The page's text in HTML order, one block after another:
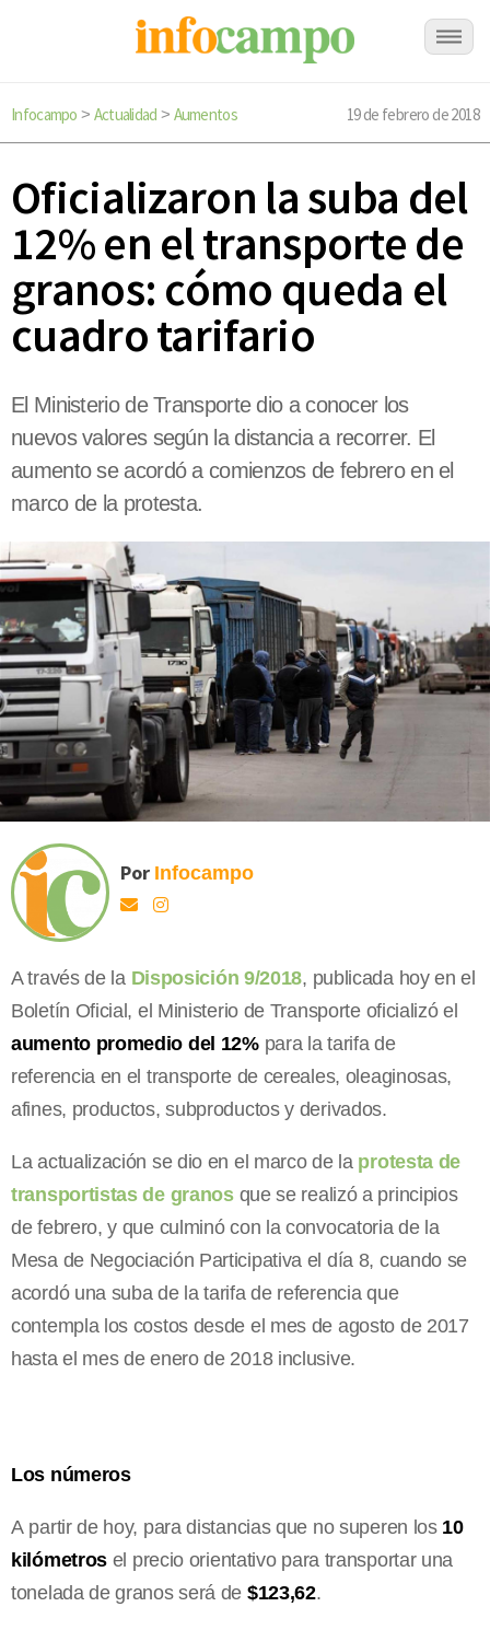
Infocampo > Actualidad > Aumentos 19 de febrero de 2018
Oficializaron la suba del
12% en el transporte de
granos: cómo queda el
cuadro tarifario
El Ministerio de Transporte dio a conocer los
nuevos valores según la distancia a recorrer. El
aumento se acordó a comienzos de febrero en el
marco de la protesta.
Por Infocampo
A través de la Disposición 9/2018, publicada hoy en el
Boletín Oficial, el Ministerio de Transporte oficializó el
aumento promedio del 12%para la tarifa de
referencia en el transporte de cereales, oleaginosas,
afines, productos, subproductos y derivados.
La actualización se dio en el marco de la protesta de
transportistas de granosque se realizó a principios
de febrero, y que culminó con la convocatoria de la
Mesa de Negociación Participativa el día 8, cuando se
acordó una suba de la tarifa de referenciaque
contempla los costos desde el mes de agosto de 2017
hasta el mes de enero de 2018 inclusive.
Los números
A partir de hoy, para distancias que no superen los 10
kilómetros el precio orientativo para transportar una
tonelada de granos será de $123,62.